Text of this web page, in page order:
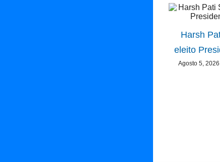
Harsh
eleito
Agosto 5, 2026